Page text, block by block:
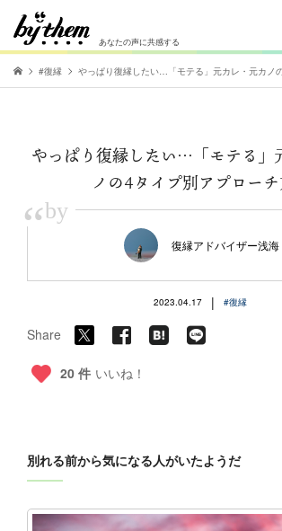
あなたの声に共感する
#復縁 やっぱり復縁したい…「モテる」元カレ・元カノ
やっぱり復縁したい…「モテる」
ノの4タイプ別アプロー
“by
復縁アドバイザー浅海
2023.04.17 | #復縁
Share
20 件 いいね！
別れる前から気になる人がいたようだ